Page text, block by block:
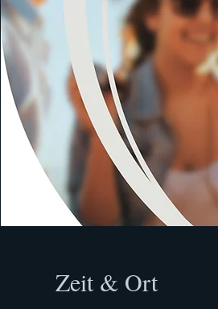
Zeit & Ort